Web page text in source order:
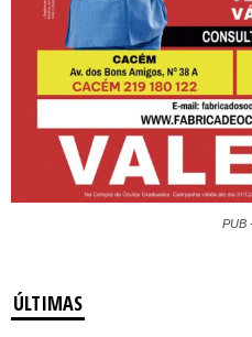
PUB
ÚLTIMAS